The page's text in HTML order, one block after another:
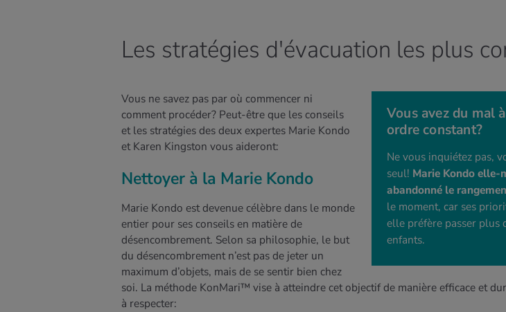
Les stratégies d'évacuation les plus
Vous avez du mal
ordre constant?
Ne vous inquiétez pas,
seul! Marie Kondo elle-
abandonné le
le moment, car ses
elle préfère passer plus
enfants.
Vous ne savez pas par où commencer ni
comment procéder? Peut-être que les conseils
et les stratégies des deux expertes Marie Kondo
et Karen Kingston vous aideront:
Nettoyer à la Marie Kondo
Marie Kondo est devenue célèbre dans le monde
entier pour ses conseils en matière de
désencombrement. Selon sa philosophie, le but
du désencombrement n’est pas de jeter un
maximum d’objets, mais de se sentir bien chez
soi. La méthode KonMari™ vise à atteindre cet objectif de manière efficace et
à respecter: